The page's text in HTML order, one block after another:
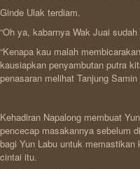
Ginde Ulak terdiam.
“Oh ya, kabarnya Wak Juai
“Kenapa kau malah
kausiapkan penyambutan putra
penasaran melihat Tanjung
Kehadiran Napalong membuat
pencecap masakannya sebelum
bagi Yun Labu untuk
cintai itu.